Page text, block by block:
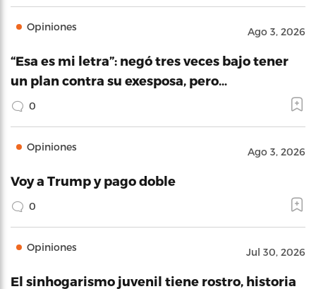
Opiniones Ago 3, 2026
“Esa es mi letra”: negó tres veces bajo tener
un plan contra su exesposa, pero…
0
Opiniones Ago 3, 2026
Voy a Trump y pago doble
0
Opiniones Jul 30, 2026
El sinhogarismo juvenil tiene rostro, historia